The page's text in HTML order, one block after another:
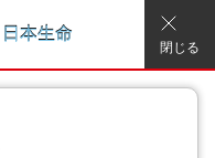
閉じる